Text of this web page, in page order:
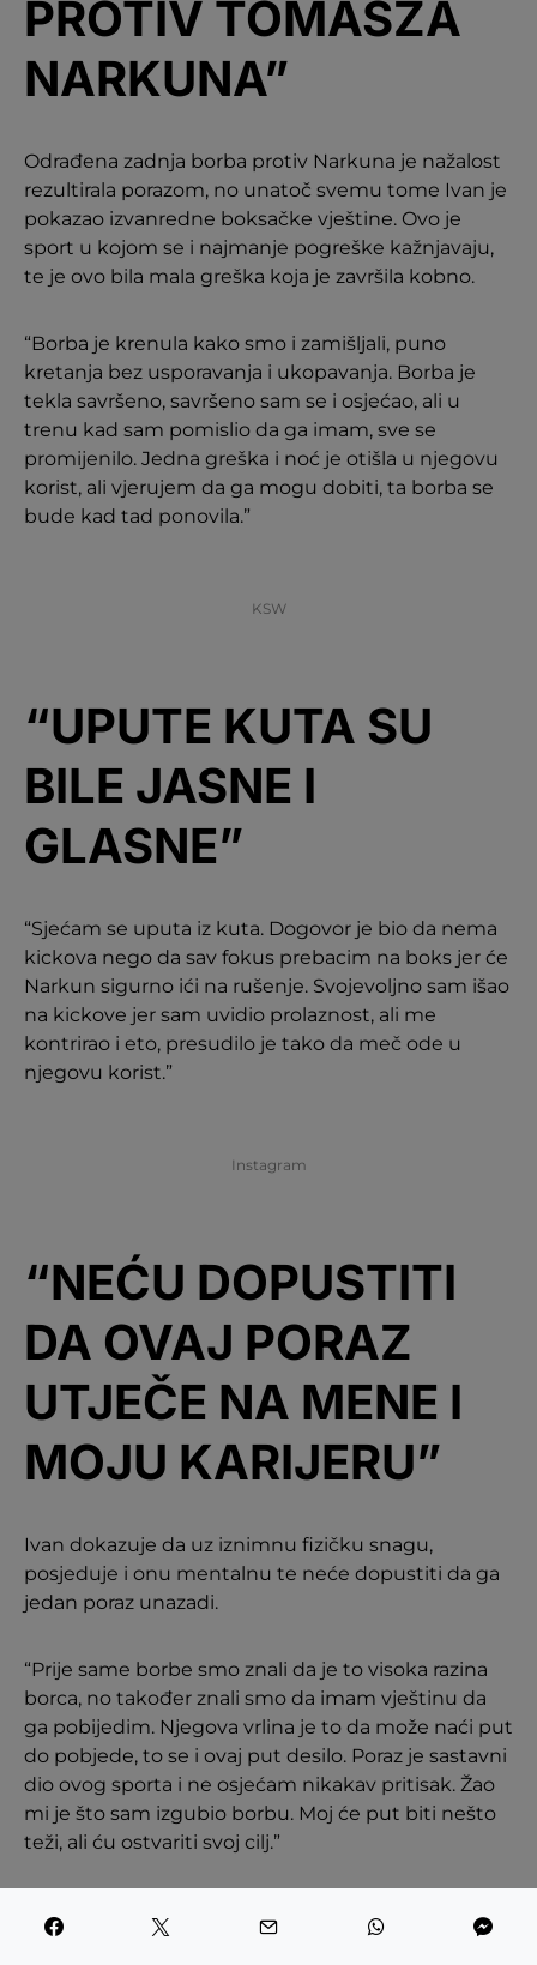
PROTIV TOMASZA
NARKUNA”
Odrađena zadnja borba protiv Narkuna je nažalost
rezultirala porazom, no unatoč svemu tome Ivan je
pokazao izvanredne boksačke vještine. Ovo je
sport u kojom se i najmanje pogreške kažnjavaju,
te je ovo bila mala greška koja je završila kobno.
“Borba je krenula kako smo i zamišljali, puno
kretanja bez usporavanja i ukopavanja. Borba je
tekla savršeno, savršeno sam se i osjećao, ali u
trenu kad sam pomislio da ga imam, sve se
promijenilo. Jedna greška i noć je otišla u njegovu
korist, ali vjerujem da ga mogu dobiti, ta borba se
bude kad tad ponovila.”
KSW
“UPUTE KUTA SU
BILE JASNE I
GLASNE”
“Sjećam se uputa iz kuta. Dogovor je bio da nema
kickova nego da sav fokus prebacim na boks jer će
Narkun sigurno ići na rušenje. Svojevoljno sam išao
na kickove jer sam uvidio prolaznost, ali me
kontrirao i eto, presudilo je tako da meč ode u
njegovu korist.”
Instagram
“NEĆU DOPUSTITI
DA OVAJ PORAZ
UTJEČE NA MENE I
MOJU KARIJERU”
Ivan dokazuje da uz iznimnu fizičku snagu,
posjeduje i onu mentalnu te neće dopustiti da ga
jedan poraz unazadi.
“Prije same borbe smo znali da je to visoka razina
borca, no također znali smo da imam vještinu da
ga pobijedim. Njegova vrlina je to da može naći put
do pobjede, to se i ovaj put desilo. Poraz je sastavni
dio ovog sporta i ne osjećam nikakav pritisak. Žao
mi je što sam izgubio borbu. Moj će put biti nešto
teži, ali ću ostvariti svoj cilj.”
Instagram